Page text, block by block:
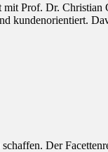
Prof. Dr.
kundenorientiert.
Der